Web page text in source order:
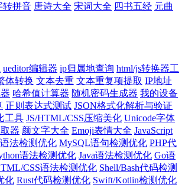
转拼音 唐诗大全 宋词大全 四书五经 元曲
ueditor编辑器 ip归属地查询 html/js转换器工
体转换 文本去重 文本重复项提取 IP地址
哈希值计算器 随机密码生成器 我的设备
正则表达式测试 JSON格式化解析与验证
工具 JS/HTML/CSS压缩美化 Unicode字体
器 颜文字大全 Emoji表情大全 JavaScript
法检测优化 MySQL语句检测优化 PHP代
语法检测优化 Java语法检测优化 Go语
CSS语法检测优化 Shell/Bash代码检测
化 Rust代码检测优化 Swift/Kotlin检测优化